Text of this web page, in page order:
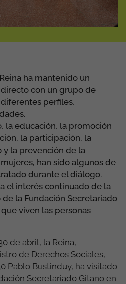
ha mantenido un
con un grupo de
perfiles,
la participación, la
y la prevención de la
han sido algunos de